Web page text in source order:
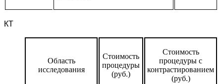
КТ
Область
исследования
Стоимость
процедуры
(руб.)
Стоимость
процедуры с
контрастированием
(руб.)